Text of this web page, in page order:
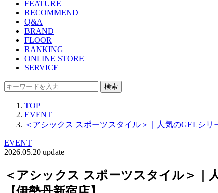
FEATURE
RECOMMEND
Q&A
BRAND
FLOOR
RANKING
ONLINE STORE
SERVICE
検索
TOP
EVENT
＜アシックス スポーツスタイル＞｜人気のGELシ
EVENT
2026.05.20 update
＜アシックス スポーツスタイル＞｜